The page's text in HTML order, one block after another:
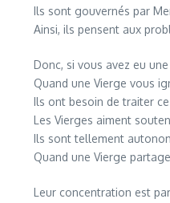
Ils sont gouvernés par
Ainsi, ils pensent aux
Donc, si vous avez eu
Quand une Vierge vous
Ils ont besoin de traiter ce
Les Vierges aiment
Ils sont tellement
Quand une Vierge
Leur concentration est